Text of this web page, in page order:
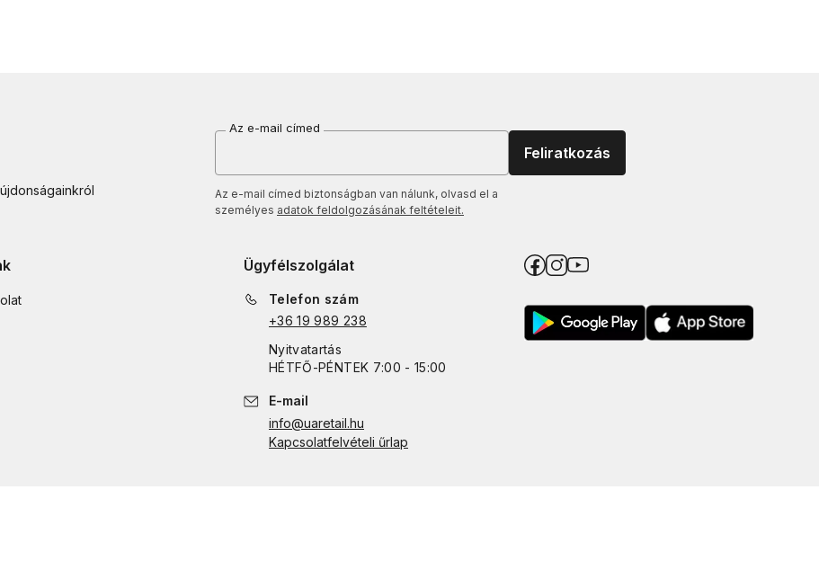
Az e-mail címed
Feliratkozás
Az e-mail címed biztonságban van nálunk, olvasd el a
személyes adatok feldolgozásának feltételeit.
Ügyfélszolgálat
Telefon szám
+36 19 989 238
Nyitvatartás
HÉTFŐ-PÉNTEK 7:00 - 15:00
E-mail
info@uaretail.hu
Kapcsolatfelvételi űrlap